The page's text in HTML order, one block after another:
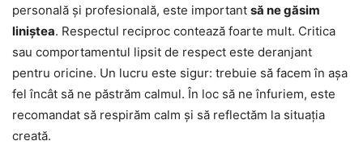
personală și profesională, este important să ne găsim
liniștea. Respectul reciproc contează foarte mult. Critica
sau comportamentul lipsit de respect este deranjant
pentru oricine. Un lucru este sigur: trebuie să facem în așa
fel încât să ne păstrăm calmul. În loc să ne înfuriem, este
recomandat să respirăm calm și să reflectăm la situația
creată.